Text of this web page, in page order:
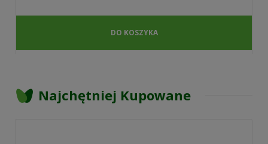
DO KOSZYKA
Najchętniej Kupowane